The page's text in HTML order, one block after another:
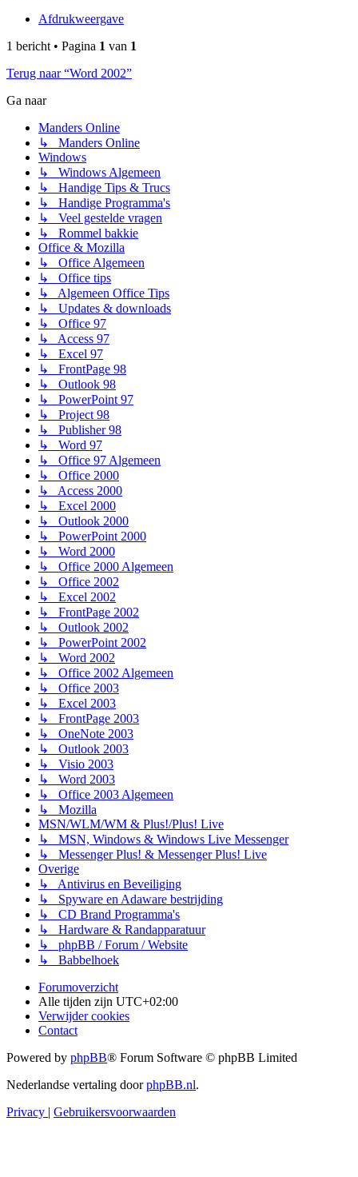
Afdrukweergave
1 bericht • Pagina 1 van 1
Terug naar “Word 2002”
Ga naar
Manders Online
↳ Manders Online
Windows
↳ Windows Algemeen
↳ Handige Tips & Trucs
↳ Handige Programma's
↳ Veel gestelde vragen
↳ Rommel bakkie
Office & Mozilla
↳ Office Algemeen
↳ Office tips
↳ Algemeen Office Tips
↳ Updates & downloads
↳ Office 97
↳ Access 97
↳ Excel 97
↳ FrontPage 98
↳ Outlook 98
↳ PowerPoint 97
↳ Project 98
↳ Publisher 98
↳ Word 97
↳ Office 97 Algemeen
↳ Office 2000
↳ Access 2000
↳ Excel 2000
↳ Outlook 2000
↳ PowerPoint 2000
↳ Word 2000
↳ Office 2000 Algemeen
↳ Office 2002
↳ Excel 2002
↳ FrontPage 2002
↳ Outlook 2002
↳ PowerPoint 2002
↳ Word 2002
↳ Office 2002 Algemeen
↳ Office 2003
↳ Excel 2003
↳ FrontPage 2003
↳ OneNote 2003
↳ Outlook 2003
↳ Visio 2003
↳ Word 2003
↳ Office 2003 Algemeen
↳ Mozilla
MSN/WLM/WM & Plus!/Plus! Live
↳ MSN, Windows & Windows Live Messenger
↳ Messenger Plus! & Messenger Plus! Live
Overige
↳ Antivirus en Beveiliging
↳ Spyware en Adaware bestrijding
↳ CD Brand Programma's
↳ Hardware & Randapparatuur
↳ phpBB / Forum / Website
↳ Babbelhoek
Forumoverzicht
Alle tijden zijn UTC+02:00
Verwijder cookies
Contact
Powered by phpBB® Forum Software © phpBB Limited
Nederlandse vertaling doorphpBB.nl.
Privacy | Gebruikersvoorwaarden